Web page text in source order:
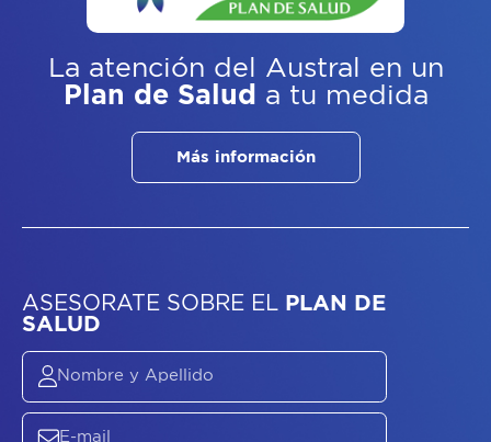
La atención del Austral
en un
Plan de Salud a tu medida
Más información